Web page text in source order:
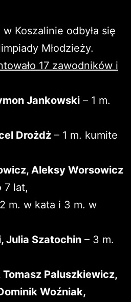
Koszalinie odbyła się
Młodzieży.
17 zawodników i
Jankowski – 1 m.
Drożdż – 1 m. kumite
Aleksy Worsowicz
7 lat,
m. w kata i 3 m. w
Julia Szatochin – 3 m.
Paluszkiewicz,
Woźniak,